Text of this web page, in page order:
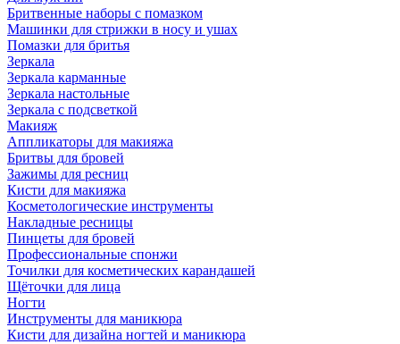
Бритвенные наборы с помазком
Машинки для стрижки в носу и ушах
Помазки для бритья
Зеркала
Зеркала карманные
Зеркала настольные
Зеркала с подсветкой
Макияж
Аппликаторы для макияжа
Бритвы для бровей
Зажимы для ресниц
Кисти для макияжа
Косметологические инструменты
Накладные ресницы
Пинцеты для бровей
Профессиональные спонжи
Точилки для косметических карандашей
Щёточки для лица
Ногти
Инструменты для маникюра
Кисти для дизайна ногтей и маникюра